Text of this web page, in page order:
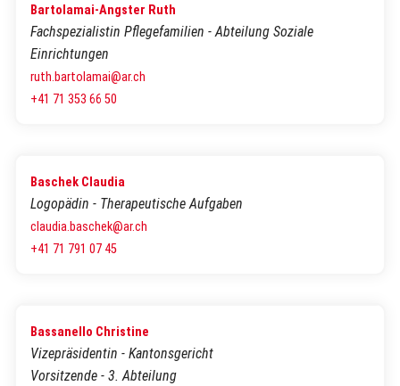
Bartolamai-Angster Ruth
Fachspezialistin Pflegefamilien - Abteilung Soziale
Einrichtungen
ruth.bartolamai@ar.ch
+41 71 353 66 50
Baschek Claudia
Logopädin - Therapeutische Aufgaben
claudia.baschek@ar.ch
+41 71 791 07 45
Bassanello Christine
Vizepräsidentin - Kantonsgericht
Vorsitzende - 3. Abteilung